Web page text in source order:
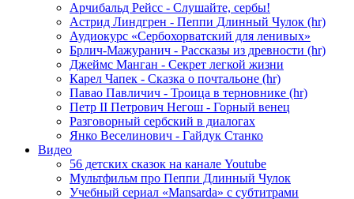
Арчибальд Рейсс - Слушайте, сербы!
Астрид Линдгрен - Пеппи Длинный Чулок (hr)
Аудиокурс «Сербохорватский для ленивых»
Брлич-Мажуранич - Рассказы из древности (hr)
Джеймс Манган - Секрет легкой жизни
Карел Чапек - Сказка о почтальоне (hr)
Павао Павличич - Троица в терновнике (hr)
Петр II Петрович Негош - Горный венец
Разговорный сербский в диалогах
Янко Веселинович - Гайдук Станко
Видео
56 детских сказок на канале Youtube
Мультфильм про Пеппи Длинный Чулок
Учебный сериал «Mansarda» с субтитрами